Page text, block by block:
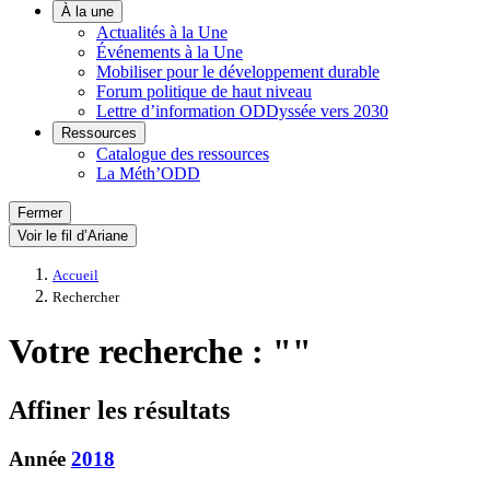
À la une
Actualités à la Une
Événements à la Une
Mobiliser pour le développement durable
Forum politique de haut niveau
Lettre d’information ODDyssée vers 2030
Ressources
Catalogue des ressources
La Méth’ODD
Fermer
Voir le fil d’Ariane
Accueil
Rechercher
Votre recherche : ""
Affiner les résultats
Année 2018